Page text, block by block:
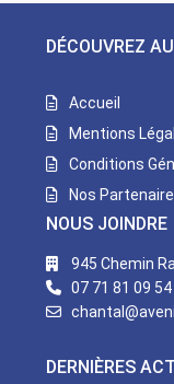
DÉCOUVREZ
Accueil
Mentions
Conditions
Nos
NOUS JOINDRE
945 Chemin
07 71 81 09 54
DERNIÈRES